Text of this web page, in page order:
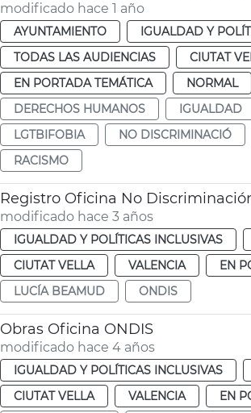
modificado hace 1 año
AYUNTAMIENTO IGUALDAD Y
TODAS LAS AUDIENCIAS
CIUTAT
EN PORTADA TEMÁTICA
NORMAL
DERECHOS HUMANOS
IGUALDAD
LGTBIFOBIA
NO DISCRIMINACIÓ
RACISMO
Registro Oficina No
modificado hace 3 años
IGUALDAD Y POLÍTICAS INCLUSIVAS
CIUTAT VELLA
VALENCIA EN
LUCÍA BEAMUD
ONDIS
Obras Oficina ONDIS
modificado hace 4 años
IGUALDAD Y POLÍTICAS INCLUSIVAS
CIUTAT VELLA
VALENCIA EN